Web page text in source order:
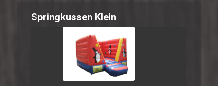
Springkussen Klein